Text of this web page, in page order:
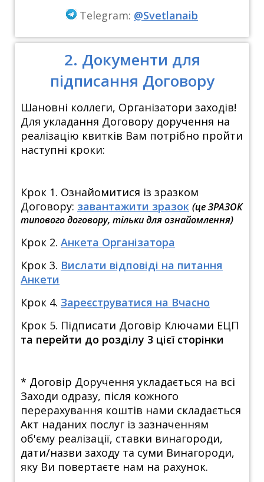
Telegram: @Svetlanaib
2. Документи для
підписання Договору
Шановні коллеги, Організатори заходів!
Для укладання Договору доручення на
реалізацію квитків Вам потрібно пройти
наступні кроки:
Крок 1. Ознайомитися із зразком
Договору: завантажити зразок (це ЗРАЗОК
типового договору, тільки для ознайомлення)
Крок 2. Анкета Організатора
Крок 3. Вислати відповіді на питання
Анкети
Крок 4. Зареєструватися на Вчасно
Крок 5. Підписати Договір Ключами ЕЦП
та перейти до розділу 3 цієї сторінки
* Договір Доручення укладається на всі
Заходи одразу, після кожного
перерахування коштів нами складається
Акт наданих послуг із зазначенням
об'єму реалізації, ставки винагороди,
дати/назви заходу та суми Винагороди,
яку Ви повертаєте нам на рахунок.